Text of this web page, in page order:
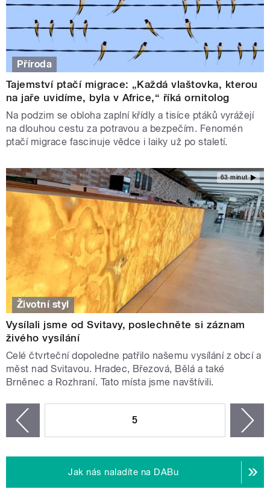
Příroda
Tajemství ptačí migrace: „Každá vlaštovka, kterou
na jaře uvidíme, byla v Africe,“ říká ornitolog
Na podzim se obloha zaplní křídly a tisíce ptáků vyrážejí
na dlouhou cestu za potravou a bezpečím. Fenomén
ptačí migrace fascinuje vědce i laiky už po staletí.
63 minut
Životní styl
Vysílali jsme od Svitavy, poslechněte si záznam
živého vysílání
Celé čtvrteční dopoledne patřilo našemu vysílání z obcí a
měst nad Svitavou. Hradec, Březová, Bělá a také
Brněnec a Rozhraní. Tato místa jsme navštívili.
5
Jak nás naladíte na DABu